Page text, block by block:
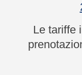
Le tariffe